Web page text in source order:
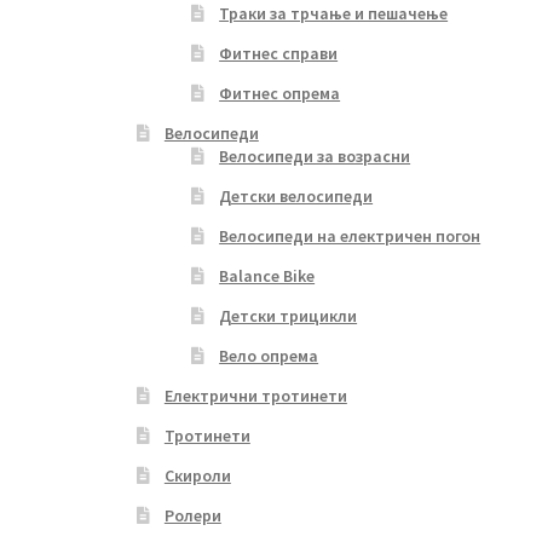
Траки за трчање и пешачење
Фитнес справи
Фитнес опрема
Велосипеди
Велосипеди за возрасни
Детски велосипеди
Велосипеди на електричен погон
Balance Bike
Детски трицикли
Вело опрема
Електрични тротинети
Тротинети
Скироли
Ролери